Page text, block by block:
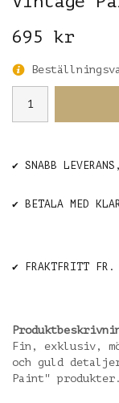
695 kr
✔️ SNABB
✔️ BETALA MED
✔️ FRAKTFRITT FR.
Fin, exklusiv,
och guld
Paint" produkter.